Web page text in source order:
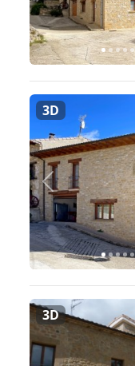
Anterior
3D
3D